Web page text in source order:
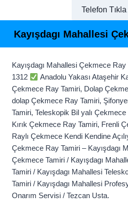
Telefon Tıkla
Kayışdagı Mahallesi
Kayışdagı Mahallesi Çekmece
1312
Anadolu Yakası Ataşehir
Çekmece Ray Tamiri, Dolap
dolap Çekmece Ray Tamiri,
Tamiri, Teleskopik Bil yalı Çekmece
Kırık Çekmece Ray Tamiri, Frenli
Raylı Çekmece Kendi Kendine
Çekmece Ray Tamiri – Kayışdagı
Çekmece Tamiri / Kayışdagı
Tamiri / Kayışdagı Mahallesi
Tamiri / Kayışdagı Mahallesi
Onarım Servisi / Tezcan Usta.